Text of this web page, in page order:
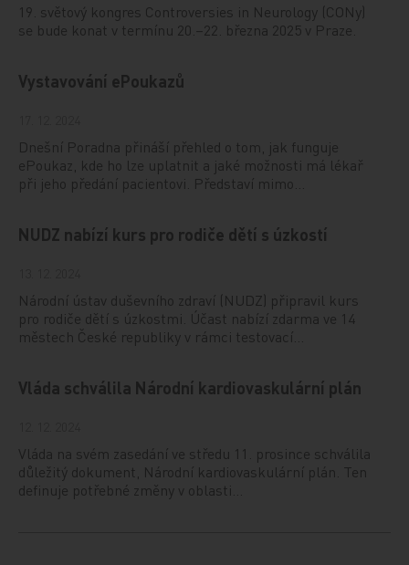
19. světový kongres Controversies in Neurology (CONy)
se bude konat v termínu 20.–22. března 2025 v Praze.
Vystavování ePoukazů
Dnešní Poradna přináší přehled o tom, jak funguje
ePoukaz, kde ho lze uplatnit a jaké možnosti má lékař
při jeho předání pacientovi. Představí mimo…
NUDZ nabízí kurs pro rodiče dětí s úzkostí
Národní ústav duševního zdraví (NUDZ) připravil kurs
pro rodiče dětí s úzkostmi. Účast nabízí zdarma ve 14
městech České republiky v rámci testovací…
Vláda schválila Národní kardiovaskulární plán
Vláda na svém zasedání ve středu 11. prosince schválila
důležitý dokument, Národní kardiovaskulární plán. Ten
definuje potřebné změny v oblasti…